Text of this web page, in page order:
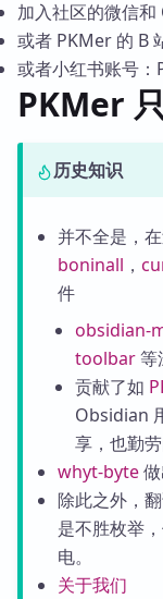
加入社区的微信和
或者 PKMer 的 B
或者小红书账号
PKMer
历史知识
并不全是，
boninall ，
件
obsidian-
toolbar等
贡献了如
Obsidian
享，也勤
whyt-byte做
除此之外，
是不胜枚举
电。
关于我们